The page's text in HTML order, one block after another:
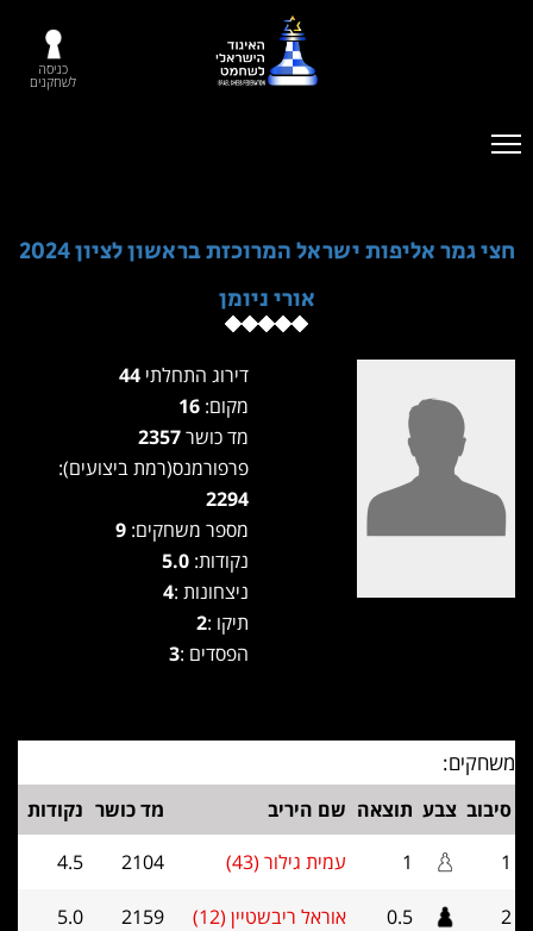
כניסה
לשחקנים
חצי גמר אליפות ישראל המרוכזת בראשון לציון 2024
אורי ניומן
דירוג התחלתי
מקום:
מד כושר
פרפורמנס(רמת ביצועים):
2294
מספר משחקים:
נקודות: 5.0
ניצחונות :4
תיקו :2
הפסדים :3
משחקים:
סיבוב צבע תוצאה שם היריב מד כושר נקודות
1
1 עמית גילור (43) 2104
4.5
2
0.5 אוראל ריבשטיין (12) 2159
5.0